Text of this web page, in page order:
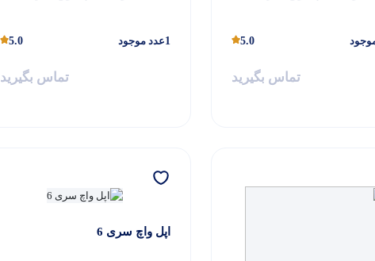
5.0
تماس بگیرید
1عدد موجود 5.0
تماس بگیرید
اپل واچ سری 6